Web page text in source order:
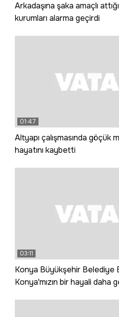
Arkadaşına şaka amaçlı
kurumları alarma geçirdi
01:47
Altyapı çalışmasında göçük
hayatını kaybetti
03:11
Konya Büyükşehir Belediye
Konya'mızın bir hayali daha